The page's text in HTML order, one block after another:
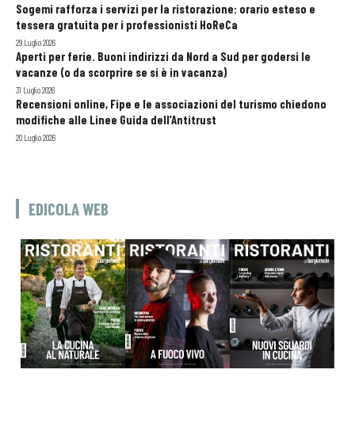
Sogemi rafforza i servizi per la ristorazione: orario esteso e
tessera gratuita per i professionisti HoReCa
29 Luglio 2026
Aperti per ferie. Buoni indirizzi da Nord a Sud per godersi le
vacanze (o da scorprire se si è in vacanza)
31 Luglio 2026
Recensioni online, Fipe e le associazioni del turismo chiedono
modifiche alle Linee Guida dell’Antitrust
20 Luglio 2026
EDICOLA WEB